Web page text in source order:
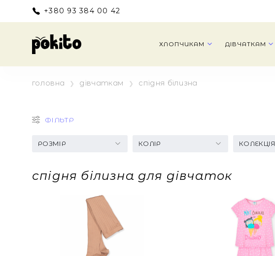
+380 93 384 00 42
ХЛОПЧИКАМ ДІВЧАТКАМ
головна дівчаткам спідня білизна
ФІЛЬТР
РОЗМІР КОЛІР КОЛЕКЦІЯ
спідня білизна для дівчаток